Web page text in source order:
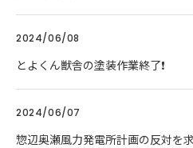
2024/06/08
とよくん獣舎の塗装作業終了❗
2024/06/07
惣辺奥瀬風力発電所計画の反対を